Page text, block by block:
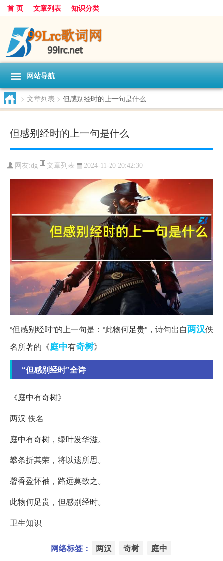
首 页 文章列表 知识分类
网站导航
> 文章列表 > 但感别经时的上一句是什么
但感别经时的上一句是什么
网友:dg 文章列表 2024-11-20 20:42:30
“但感别经时”的上一句是：“此物何足贵”，诗句出自两汉佚
名所著的《庭中有奇树》
“但感别经时”全诗
《庭中有奇树》
两汉 佚名
庭中有奇树，绿叶发华滋。
攀条折其荣，将以遗所思。
馨香盈怀袖，路远莫致之。
此物何足贵，但感别经时。
卫生知识
网络标签： 两汉 奇树 庭中